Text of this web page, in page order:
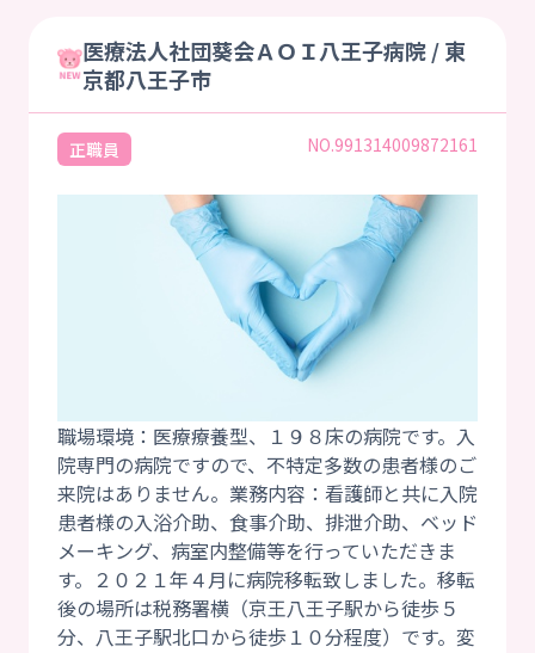
医療法人社団葵会ＡＯＩ八王子病院 / 東
京都八王子市
正職員 NO.991314009872161
職場環境：医療療養型、１９８床の病院です。入
院専門の病院ですので、不特定多数の患者様のご
来院はありません。業務内容：看護師と共に入院
患者様の入浴介助、食事介助、排泄介助、ベッド
メーキング、病室内整備等を行っていただきま
す。２０２１年４月に病院移転致しました。移転
後の場所は税務署横（京王八王子駅から徒歩５
分、八王子駅北口から徒歩１０分程度）です。変